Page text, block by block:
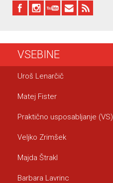
VSEBINE
Uroš Lenarčič
Matej Fister
Praktično usposabljanje (VS)
Veljko Zrimšek
Majda Štrakl
Barbara Lavrinc